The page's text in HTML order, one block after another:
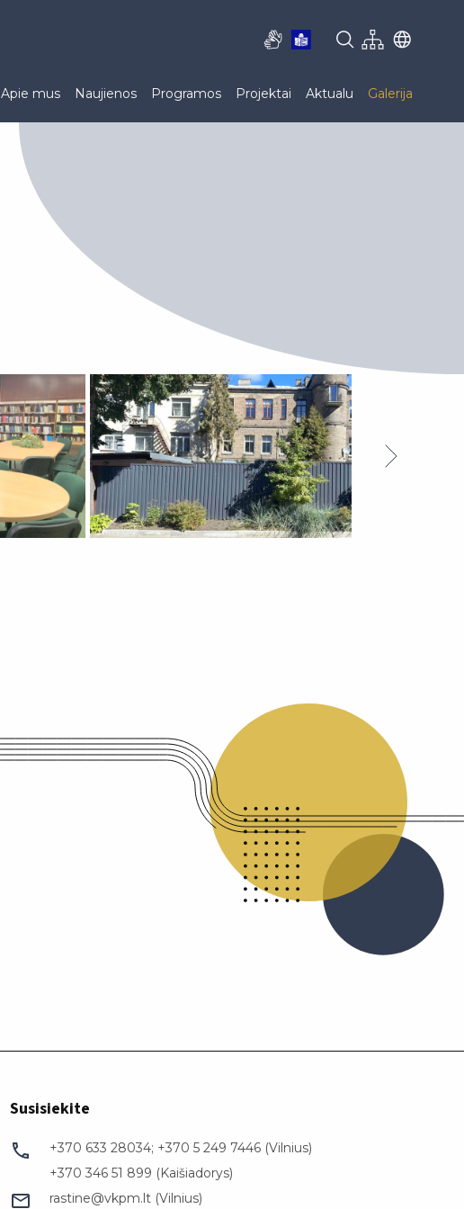
Apie mus Naujienos Programos Projektai Aktualu Galerija
Susisiekite
+370 633 28034; +370 5 249 7446 (Vilnius)
+370 346 51 899 (Kaišiadorys)
rastine@vkpm.lt (Vilnius)